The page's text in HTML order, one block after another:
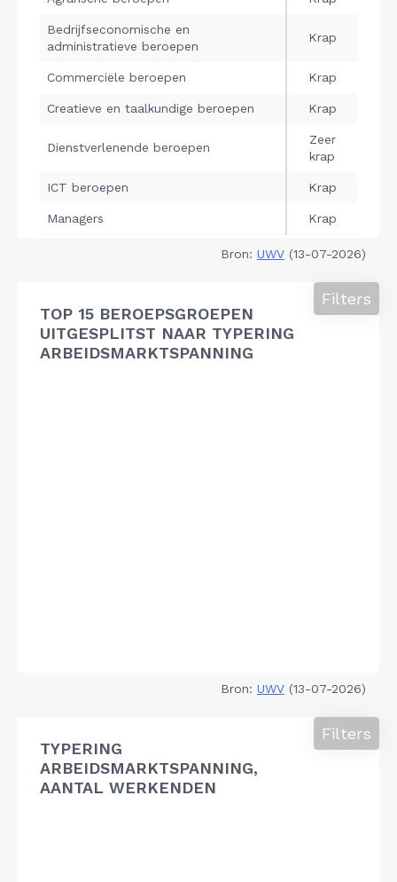
Bron: UWV (13-07-2026)
TOP 15 BEROEPSGROEPEN
UITGESPLITST NAAR TYPERING
ARBEIDSMARKTSPANNING
Filters
Bron: UWV (13-07-2026)
TYPERING
ARBEIDSMARKTSPANNING,
AANTAL WERKENDEN
Filters